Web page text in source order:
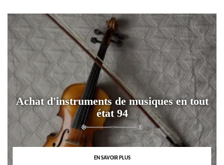
Achat d'instruments de musiques en tout
état 94
EN SAVOIR PLUS